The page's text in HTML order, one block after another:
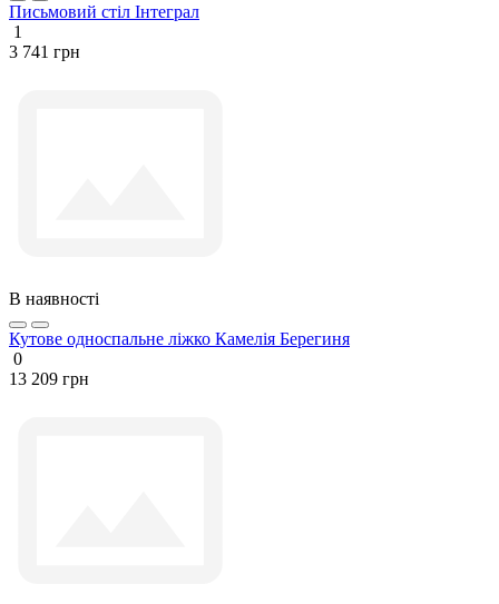
Письмовий стіл Інтеграл
1
3 741 грн
В наявності
Кутове односпальне ліжко Камелія Берегиня
0
13 209 грн